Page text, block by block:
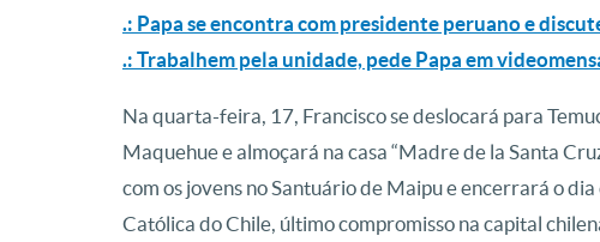
.: Papa se encontra com presidente peruano e
.: Trabalhem pela unidade, pede Papa em
Na quarta-feira, 17, Francisco se deslocará para
Maquehue e almoçará na casa “Madre de la Santa
com os jovens no Santuário de Maipu e encerrará o
Católica do Chile, último compromisso na capital